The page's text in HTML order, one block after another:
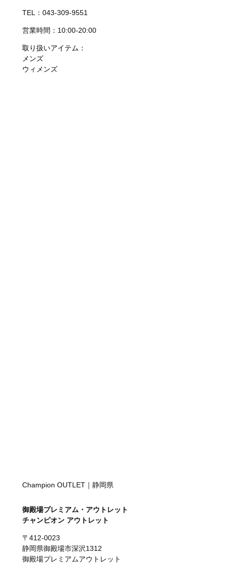
TEL：043-309-9551
営業時間：10:00-20:00
取り扱いアイテム：
メンズ
ウィメンズ
Champion OUTLET｜静岡県
御殿場プレミアム・アウトレット
チャンピオン アウトレット
〒412-0023
静岡県御殿場市深沢1312
御殿場プレミアムアウトレット